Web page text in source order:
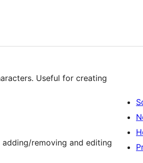
Useful for creating
removing and editing